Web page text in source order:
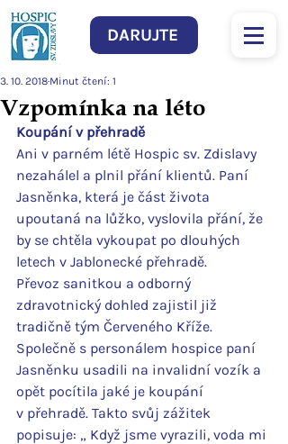
DARUJTE
Vzpomínka na léto
3. 10. 2018 Minut čtení: 1
Koupání v přehradě
Ani v parném létě Hospic sv. Zdislavy
nezahálel a plnil přání klientů. Paní
Jasněnka, která je část života
upoutaná na lůžko, vyslovila přání, že
by se chtěla vykoupat po dlouhých
letech v Jablonecké přehradě.
Převoz sanitkou a odborný
zdravotnický dohled zajistil již
tradičně tým Červeného Kříže.
Společně s personálem hospice paní
Jasněnku usadili na invalidní vozík a
opět pocítila jaké je koupání
v přehradě. Takto svůj zážitek
popisuje: „ Když jsme vyrazili, voda mi